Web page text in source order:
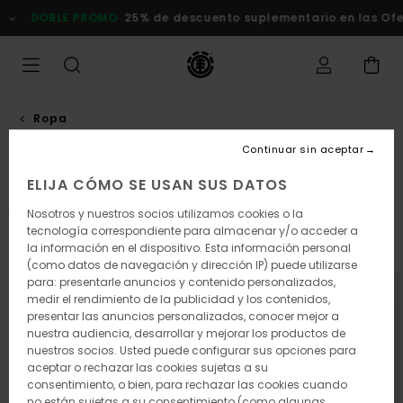
la
productos
DOBLE PROMO 25% de descuento suplementario en las
Ropa
Vestidos Pantalones Vaqueros y Pantalones
Filtrar y Ordenar Resultados
Saltar
búsqueda
NOVEDADES
ELIJA CÓMO SE USAN SUS DATOS
Nosotros y nuestros socios utilizamos cookies o la
tecnología correspondiente para almacenar y/o acceder a
la información en el dispositivo. Esta información personal
(como datos de navegación y dirección IP) puede utilizarse
para: presentarle anuncios y contenido personalizados,
medir el rendimiento de la publicidad y los contenidos,
presentar las anuncios personalizados, conocer mejor a
nuestra audiencia, desarrollar y mejorar los productos de
nuestros socios. Usted puede configurar sus opciones para
aceptar o rechazar las cookies sujetas a su
consentimiento, o bien, para rechazar las cookies cuando
Continuar sin aceptar